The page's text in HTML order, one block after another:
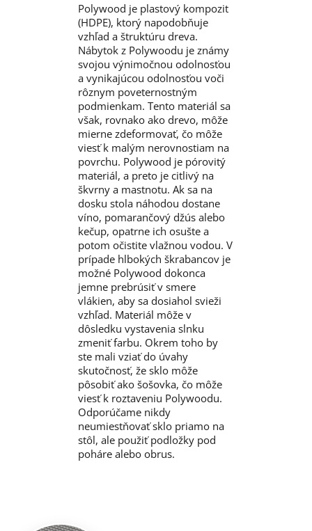
Polywood je plastový kompozit
(HDPE), ktorý napodobňuje
vzhľad a štruktúru dreva.
Nábytok z Polywoodu je známy
svojou výnimočnou odolnosťou
a vynikajúcou odolnosťou voči
rôznym poveternostným
podmienkam. Tento materiál sa
však, rovnako ako drevo, môže
mierne zdeformovať, čo môže
viesť k malým nerovnostiam na
povrchu. Polywood je pórovitý
materiál, a preto je citlivý na
škvrny a mastnotu. Ak sa na
dosku stola náhodou dostane
víno, pomarančový džús alebo
kečup, opatrne ich osušte a
potom očistite vlažnou vodou. V
prípade hlbokých škrabancov je
možné Polywood dokonca
jemne prebrúsiť v smere
vlákien, aby sa dosiahol svieži
vzhľad. Materiál môže v
dôsledku vystavenia slnku
zmeniť farbu. Okrem toho by
ste mali vziať do úvahy
skutočnosť, že sklo môže
pôsobiť ako šošovka, čo môže
viesť k roztaveniu Polywoodu.
Odporúčame nikdy
neumiestňovať sklo priamo na
stôl, ale použiť podložky pod
poháre alebo obrus.